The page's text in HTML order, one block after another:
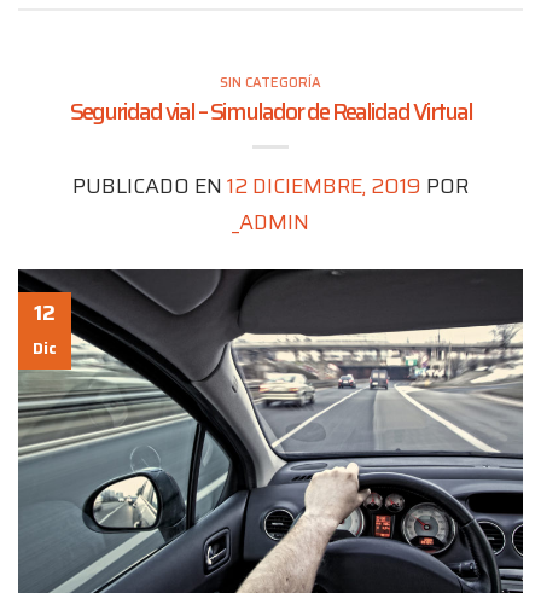
SIN CATEGORÍA
Seguridad vial – Simulador de Realidad Virtual
PUBLICADO EN12 DICIEMBRE, 2019 POR
_ADMIN
12
Dic